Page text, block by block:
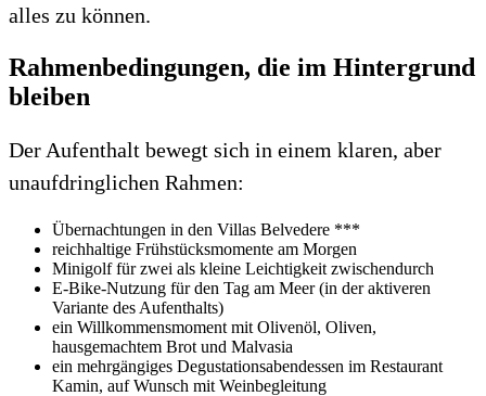
alles zu können.
Rahmenbedingungen, die im Hintergrund
bleiben
Der Aufenthalt bewegt sich in einem klaren, aber
unaufdringlichen Rahmen:
Übernachtungen in den Villas Belvedere ***
reichhaltige Frühstücksmomente am Morgen
Minigolf für zwei als kleine Leichtigkeit zwischendurch
E-Bike-Nutzung für den Tag am Meer (in der aktiveren
Variante des Aufenthalts)
ein Willkommensmoment mit Olivenöl, Oliven,
hausgemachtem Brot und Malvasia
ein mehrgängiges Degustationsabendessen im Restaurant
Kamin, auf Wunsch mit Weinbegleitung